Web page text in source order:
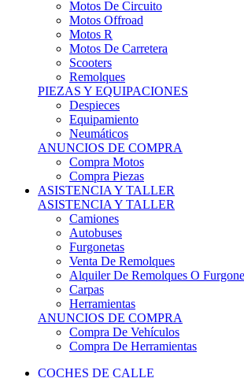
Motos R
Motos De Carretera
Scooters
Remolques
PIEZAS Y EQUIPACIONES
Despieces
Equipamiento
Neumáticos
ANUNCIOS DE COMPRA
Compra Motos
Compra Piezas
ASISTENCIA Y TALLER
ASISTENCIA Y TALLER
Camiones
Autobuses
Furgonetas
Venta De Remolques
Alquiler De Remolques O Furgones
Carpas
Herramientas
ANUNCIOS DE COMPRA
Compra De Vehículos
Compra De Herramientas
COCHES DE CALLE
VENTA COCHES DE CALLE.